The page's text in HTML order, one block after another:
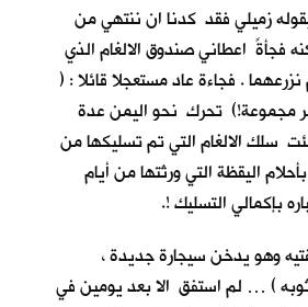
زميلي فقد كدنا ان ننتهي من
فجأةً اعطاني صندوق الالغام الذي
. فجاءة عاد مستعجلا قائلا : (
مجموعة!) تحرك نحو اليمن عدة
سلك الالغام التي تم تسليكها من
اليقظة التي ورثتها من أيام
بإكمالي التسليك !.
وهو يدخن سيجارة جديدة ،
) … لم استفق الا بعد يومين في